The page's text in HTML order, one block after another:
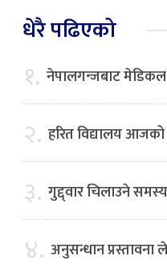
धेरै पढिएको
१. नेपालगन्जबाट
२. हरित विद्यालय
३. गुद्द्वार चिलाउने
४. अनुसन्धान